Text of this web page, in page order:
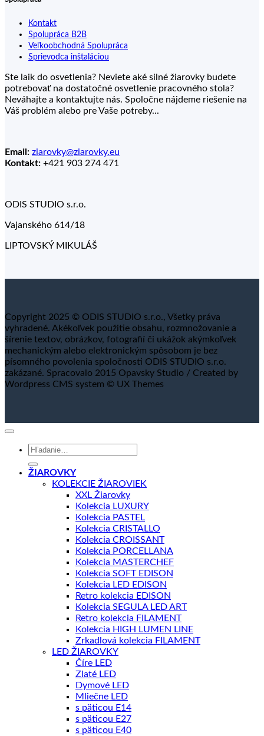
Kontakt
Spolupráca B2B
Veľkoobchodná Spolupráca
Sprievodca inštaláciou
Ste laik do osvetlenia? Neviete aké silné žiarovky budete
potrebovať na dostatočné osvetlenie pracovného stola?
Neváhajte a kontaktujte nás. Spoločne nájdeme riešenie na
Váš problém alebo pre Vaše potreby...
Email: ziarovky@ziarovky.eu
Kontakt: +421 903 274 471
ODIS STUDIO s.r.o.
Vajanského 614/18
LIPTOVSKÝ MIKULÁŠ
Copyright 2025 © ODIS STUDIO s.r.o., Všetky práva
vyhradené. Akékoľvek použitie obsahu, rozmnožovanie a
šírenie textov, obrázkov, fotografií či ukážok akýmkoľvek
mechanickým alebo elektronickým spôsobom je bez
písomného povolenia spoločnosti ODIS STUDIO s.r.o.
zakázané. Spracovalo 2015 Opavsky Studio / Created by
Wordpress CMS system © UX Themes
Hľadať:
ŽIAROVKY
KOLEKCIE ŽIAROVIEK
XXL Žiarovky
Kolekcia LUXURY
Kolekcia PASTEL
Kolekcia CRISTALLO
Kolekcia CROISSANT
Kolekcia PORCELLANA
Kolekcia MASTERCHEF
Kolekcia SOFT EDISON
Kolekcia LED EDISON
Retro kolekcia EDISON
Kolekcia SEGULA LED ART
Retro kolekcia FILAMENT
Kolekcia HIGH LUMEN LINE
Zrkadlová kolekcia FILAMENT
LED ŽIAROVKY
Číre LED
Zlaté LED
Dymové LED
Mliečne LED
s päticou E14
s päticou E27
s päticou E40